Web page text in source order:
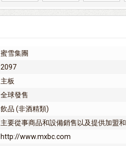
蜜雪集團
2097
主板
全球發售
飲品 (非酒精類)
主要從事商品和設備銷售以及提供加盟
http://www.mxbc.com